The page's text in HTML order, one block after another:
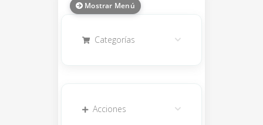
Mostrar Menú
Categorías
Acciones